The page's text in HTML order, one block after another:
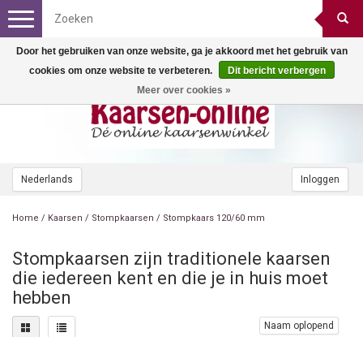
Nederlands Inloggen
Toggle
navigation
Home / Kaarsen / Stompkaarsen / Stompkaars 120/60 mm
Stompkaarsen zijn traditionele kaarsen
die iedereen kent en die je in huis moet
hebben
Naam oplopend
Door het gebruiken van onze website, ga je akkoord met het gebruik van
cookies om onze website te verbeteren.
Dit bericht verbergen
Meer over cookies »